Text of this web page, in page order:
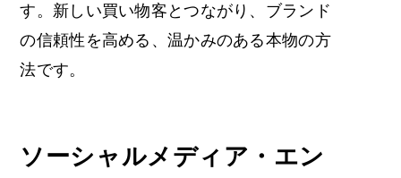
す。新しい買い物客とつながり、ブランド
の信頼性を高める、温かみのある本物の方
法です。
ソーシャルメディア・エン